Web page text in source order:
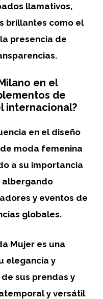
llamativos,
brillantes como el
presencia de
en el
de
internacional?
en el diseño
moda femenina
a su importancia
albergando
y eventos de
globales.
Mujer es una
elegancia y
sus prendas y
y versátil